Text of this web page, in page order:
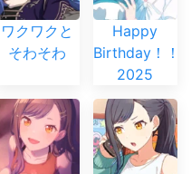
ワクワクと
そわそわ
Happy
Birthday！！
2025